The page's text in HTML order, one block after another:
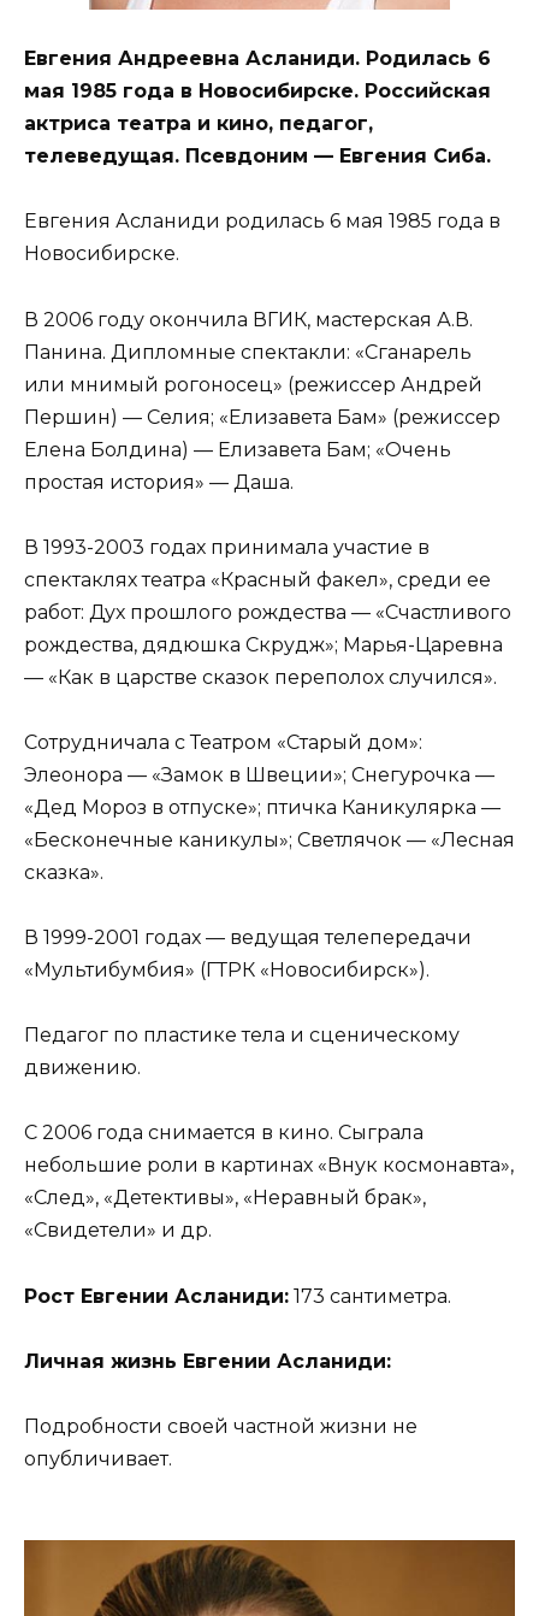
Евгения Андреевна Асланиди. Родилась 6
мая 1985 года в Новосибирске. Российская
актриса театра и кино, педагог,
телеведущая. Псевдоним — Евгения Сиба.
Евгения Асланиди родилась 6 мая 1985 года в
Новосибирске.
В 2006 году окончила ВГИК, мастерская А.В.
Панина. Дипломные спектакли: «Сганарель
или мнимый рогоносец» (режиссер Андрей
Першин) — Селия; «Елизавета Бам» (режиссер
Елена Болдина) — Елизавета Бам; «Очень
простая история» — Даша.
В 1993-2003 годах принимала участие в
спектаклях театра «Красный факел», среди ее
работ: Дух прошлого рождества — «Счастливого
рождества, дядюшка Скрудж»; Марья-Царевна
— «Как в царстве сказок переполох случился».
Сотрудничала с Театром «Старый дом»:
Элеонора — «Замок в Швеции»; Снегурочка —
«Дед Мороз в отпуске»; птичка Каникулярка —
«Бесконечные каникулы»; Светлячок — «Лесная
сказка».
В 1999-2001 годах — ведущая телепередачи
«Мультибумбия» (ГТРК «Новосибирск»).
Педагог по пластике тела и сценическому
движению.
С 2006 года снимается в кино. Сыграла
небольшие роли в картинах «Внук космонавта»,
«След», «Детективы», «Неравный брак»,
«Свидетели» и др.
Рост Евгении Асланиди: 173 сантиметра.
Личная жизнь Евгении Асланиди:
Подробности своей частной жизни не
опубличивает.